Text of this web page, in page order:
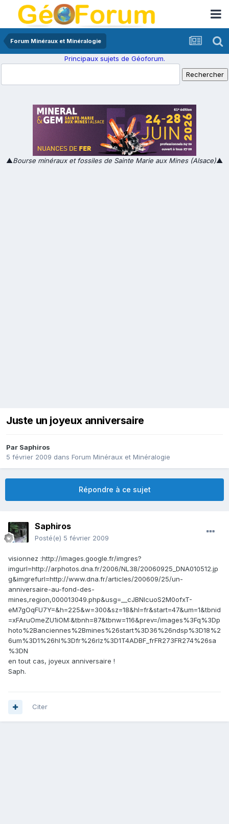
Forum Minéraux et Minéralogie
Principaux sujets de Géoforum.
▲Bourse minéraux et fossiles de Sainte Marie aux Mines (Alsace)▲
Juste un joyeux anniversaire
Par Saphiros
5 février 2009 dans Forum Minéraux et Minéralogie
Répondre à ce sujet
Saphiros
Posté(e) 5 février 2009
visionnez :http://images.google.fr/imgres?
imgurl=http://arphotos.dna.fr/2006/NL38/20060925_DNA010512.jp
g&imgrefurl=http://www.dna.fr/articles/200609/25/un-
anniversaire-au-fond-des-
mines,region,000013049.php&usg=__cJBNlcuoS2M0ofxT-
eM7gOqFU7Y=&h=225&w=300&sz=18&hl=fr&start=47&um=1&tbnid
=xFAruOmeZU1iOM:&tbnh=87&tbnw=116&prev=/images%3Fq%3Dp
hoto%2Banciennes%2Bmines%26start%3D36%26ndsp%3D18%2
6um%3D1%26hl%3Dfr%26rlz%3D1T4ADBF_frFR273FR274%26sa
%3DN
en tout cas, joyeux anniversaire !
Saph.
Citer